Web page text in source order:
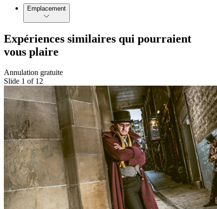
Emplacement
Expériences similaires qui pourraient
vous plaire
Annulation gratuite
Slide 1 of 12